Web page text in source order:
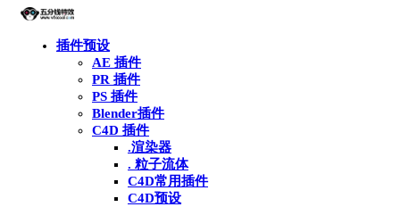
插件预设
AE 插件
PR 插件
PS 插件
Blender插件
C4D 插件
.渲染器
. 粒子流体
C4D常用插件
C4D预设